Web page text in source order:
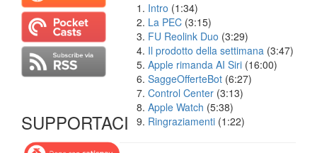
SUPPORTACI
Intro (1:34)
La PEC (3:15)
FU Reolink Duo (3:29)
Il prodotto della settimana (3:47)
Apple rimanda AI Siri (16:00)
SaggeOfferteBot (6:27)
Control Center (3:13)
Apple Watch (5:38)
Ringraziamenti (1:22)